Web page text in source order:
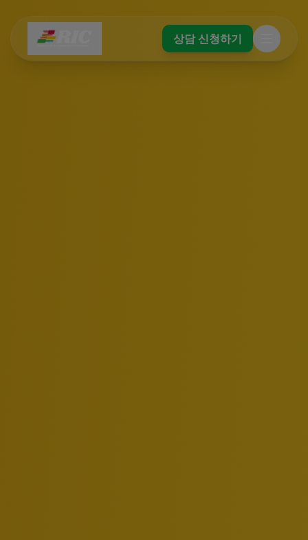
상담 신청하기